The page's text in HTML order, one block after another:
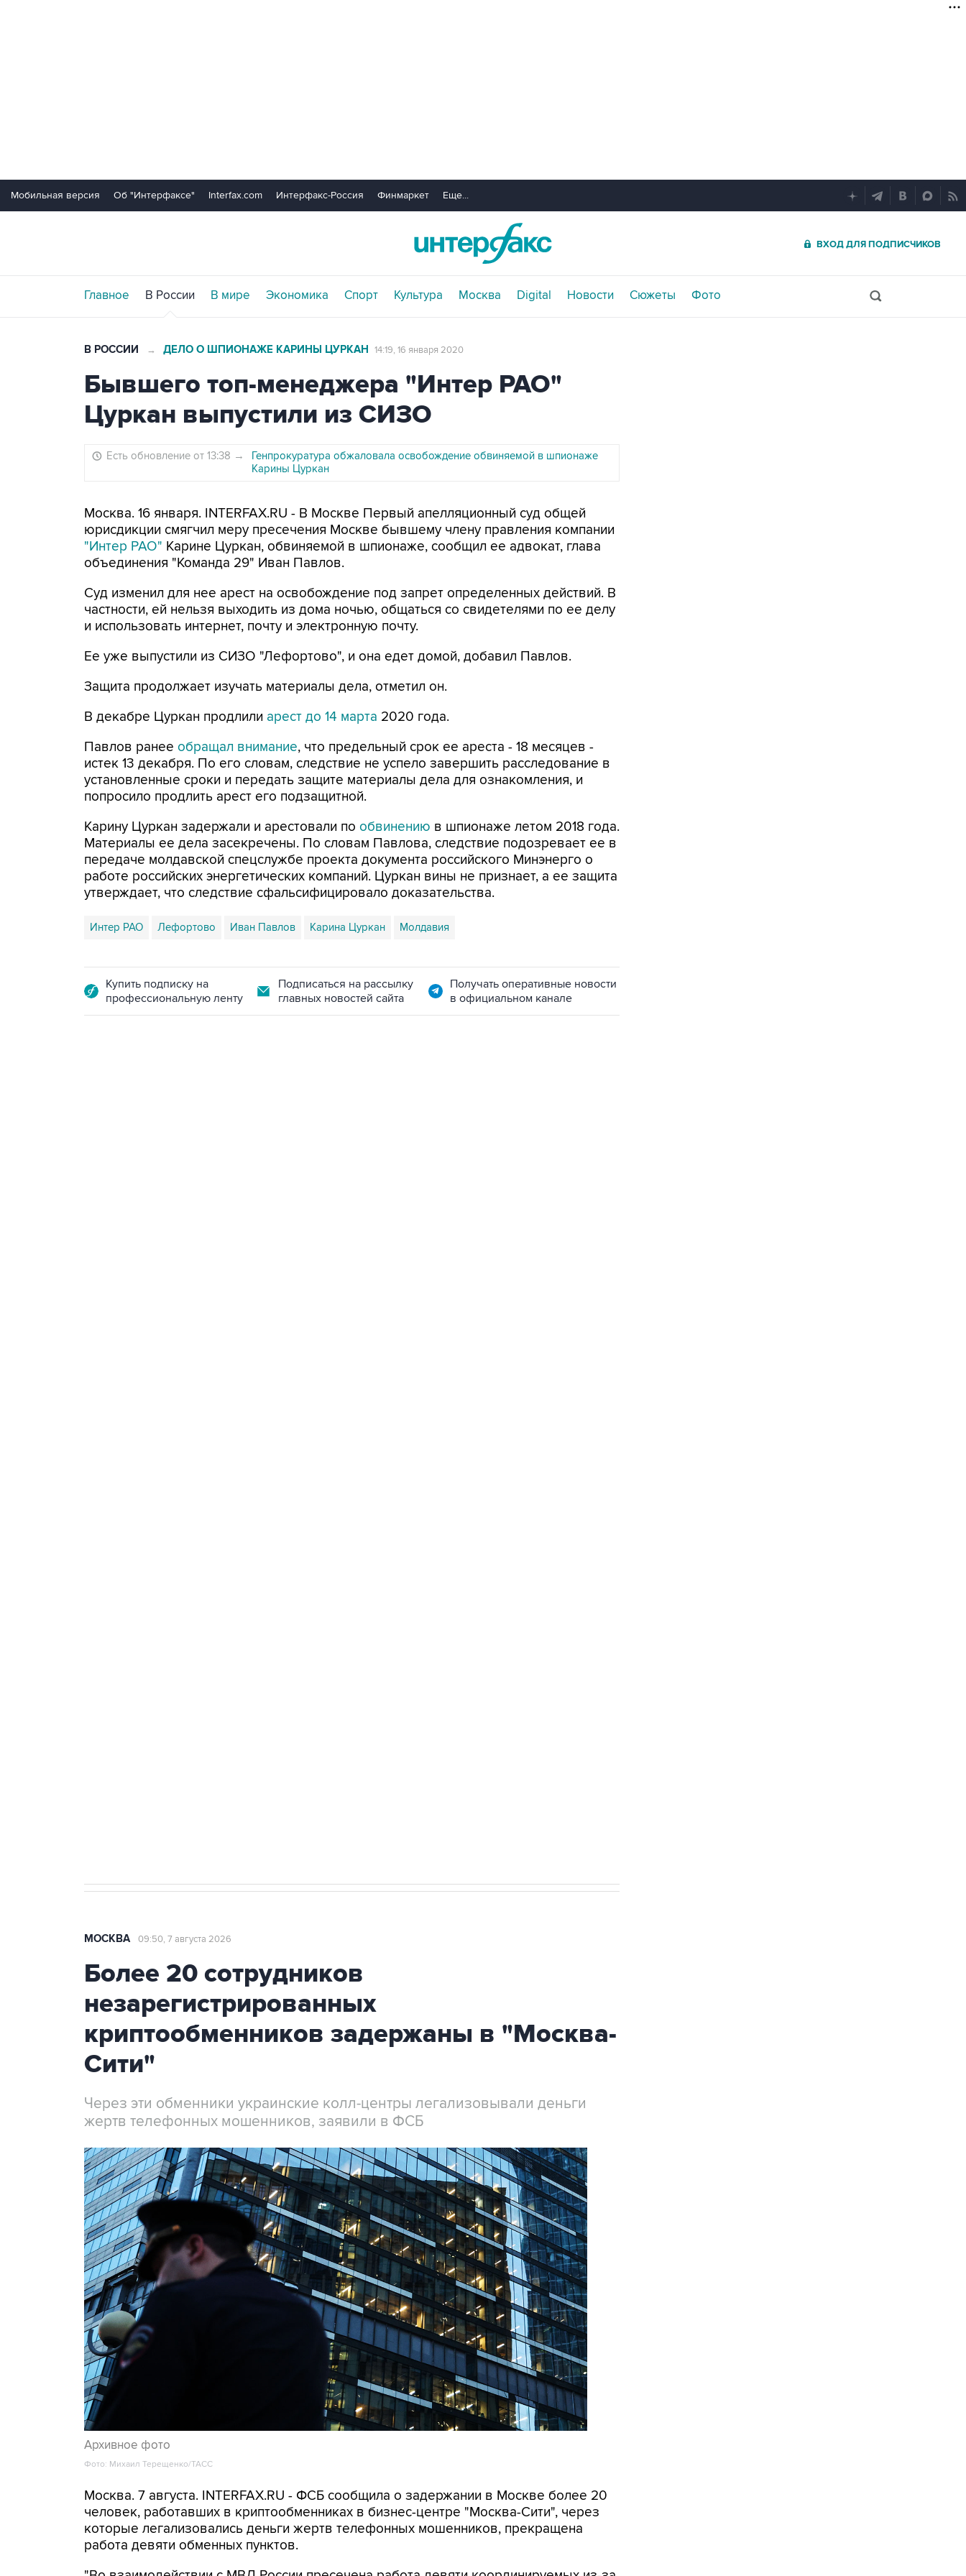
Мобильная версия Об "Интерфаксе" Interfax.com Интерфакс-Россия Финмаркет Еще...
ВХОД ДЛЯ ПОДПИСЧИКОВ
Главное В России В мире Экономика Спорт Культура Москва Digital Новости Сюжеты Фото
В РОССИИ → ДЕЛО О ШПИОНАЖЕ КАРИНЫ ЦУРКАН 14:19, 16 января 2020
Бывшего топ-менеджера "Интер РАО"
Цуркан выпустили из СИЗО
Есть обновление от 13:38 →
Генпрокуратура обжаловала освобождение обвиняемой в шпионаже
Карины Цуркан
Москва. 16 января. INTERFAX.RU - В Москве Первый апелляционный суд общей
юрисдикции смягчил меру пресечения Москве бывшему члену правления компании
"Интер РАО" Карине Цуркан, обвиняемой в шпионаже, сообщил ее адвокат, глава
объединения "Команда 29" Иван Павлов.
Суд изменил для нее арест на освобождение под запрет определенных действий. В
частности, ей нельзя выходить из дома ночью, общаться со свидетелями по ее делу
и использовать интернет, почту и электронную почту.
Ее уже выпустили из СИЗО "Лефортово", и она едет домой, добавил Павлов.
Защита продолжает изучать материалы дела, отметил он.
В декабре Цуркан продлили арест до 14 марта 2020 года.
Павлов ранее обращал внимание, что предельный срок ее ареста - 18 месяцев -
истек 13 декабря. По его словам, следствие не успело завершить расследование в
установленные сроки и передать защите материалы дела для ознакомления, и
попросило продлить арест его подзащитной.
Карину Цуркан задержали и арестовали по обвинению в шпионаже летом 2018 года.
Материалы ее дела засекречены. По словам Павлова, следствие подозревает ее в
передаче молдавской спецслужбе проекта документа российского Минэнерго о
работе российских энергетических компаний. Цуркан вины не признает, а ее защита
утверждает, что следствие сфальсифицировало доказательства.
Интер РАО Лефортово Иван Павлов Карина Цуркан Молдавия
Купить подписку на
профессиональную ленту
Подписаться на рассылку
главных новостей сайта
Получать оперативные новости
в официальном канале
МОСКВА 09:50, 7 августа 2026
Более 20 сотрудников
незарегистрированных
криптообменников задержаны в "Москва-
Сити"
Через эти обменники украинские колл-центры легализовывали деньги
жертв телефонных мошенников, заявили в ФСБ
Архивное фото
Фото: Михаил Терещенко/ТАСС
Москва. 7 августа. INTERFAX.RU - ФСБ сообщила о задержании в Москве более 20
человек, работавших в криптообменниках в бизнес-центре "Москва-Сити", через
которые легализовались деньги жертв телефонных мошенников, прекращена
работа девяти обменных пунктов.